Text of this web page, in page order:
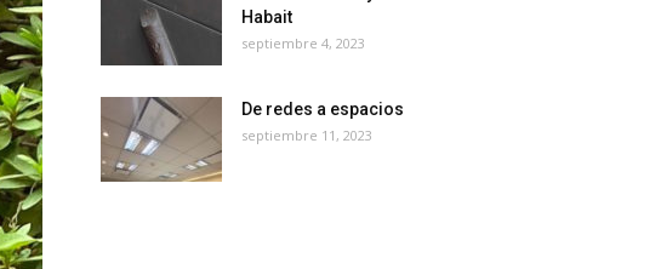
Habait
septiembre 4, 2023
De redes a espacios
septiembre 11, 2023